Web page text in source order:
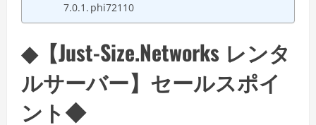
phi72110
◆【Just-Size.Networks レンタ
ルサーバー】セールスポイ
ント◆